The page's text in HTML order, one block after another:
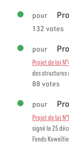
pour
132 votes
pour
Projet de loi
des structures
88 votes
pour
Projet de loi
signé le 25
Fonds